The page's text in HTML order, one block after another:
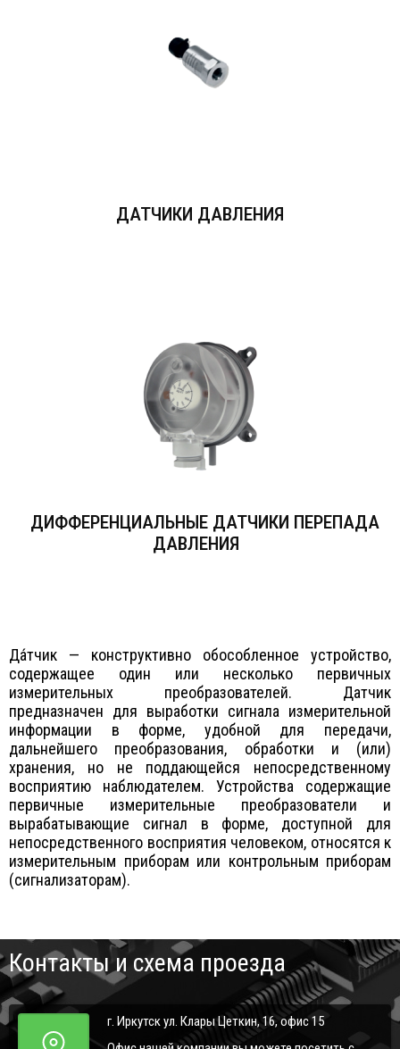
ДАТЧИКИ ДАВЛЕНИЯ
ДИФФЕРЕНЦИАЛЬНЫЕ ДАТЧИКИ ПЕРЕПАДА
ДАВЛЕНИЯ
Да́тчик — конструктивно обособленное устройство,
содержащее один или несколько первичных
измерительных преобразователей. Датчик
предназначен для выработки сигнала измерительной
информации в форме, удобной для передачи,
дальнейшего преобразования, обработки и (или)
хранения, но не поддающейся непосредственному
восприятию наблюдателем. Устройства содержащие
первичные измерительные преобразователи и
вырабатывающие сигнал в форме, доступной для
непосредственного восприятия человеком, относятся к
измерительным приборам или контрольным приборам
(сигнализаторам).
Контакты и схема проезда
г. Иркутск ул. Клары Цеткин, 16, офис 15